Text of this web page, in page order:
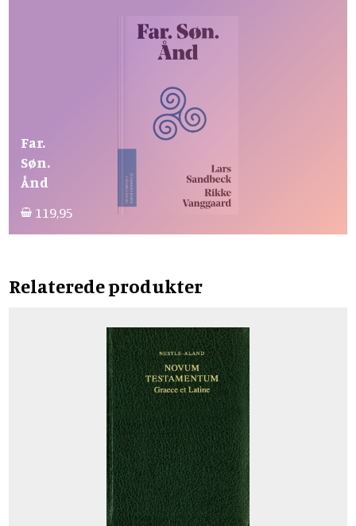
Far.
Søn.
Ånd
119,95
Relaterede produkter